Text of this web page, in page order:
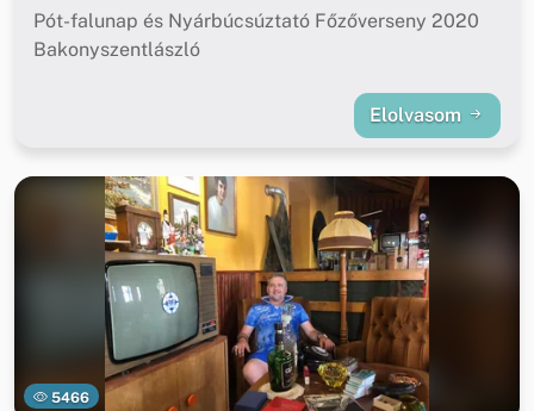
Pót-falunap és Nyárbúcsúztató Főzőverseny 2020
Bakonyszentlászló
Elolvasom
5466